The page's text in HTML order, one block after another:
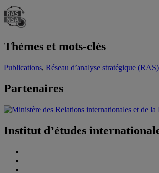
Thèmes et mots-clés
Publications, Réseau d’analyse stratégique (RAS)
Partenaires
Institut d’études